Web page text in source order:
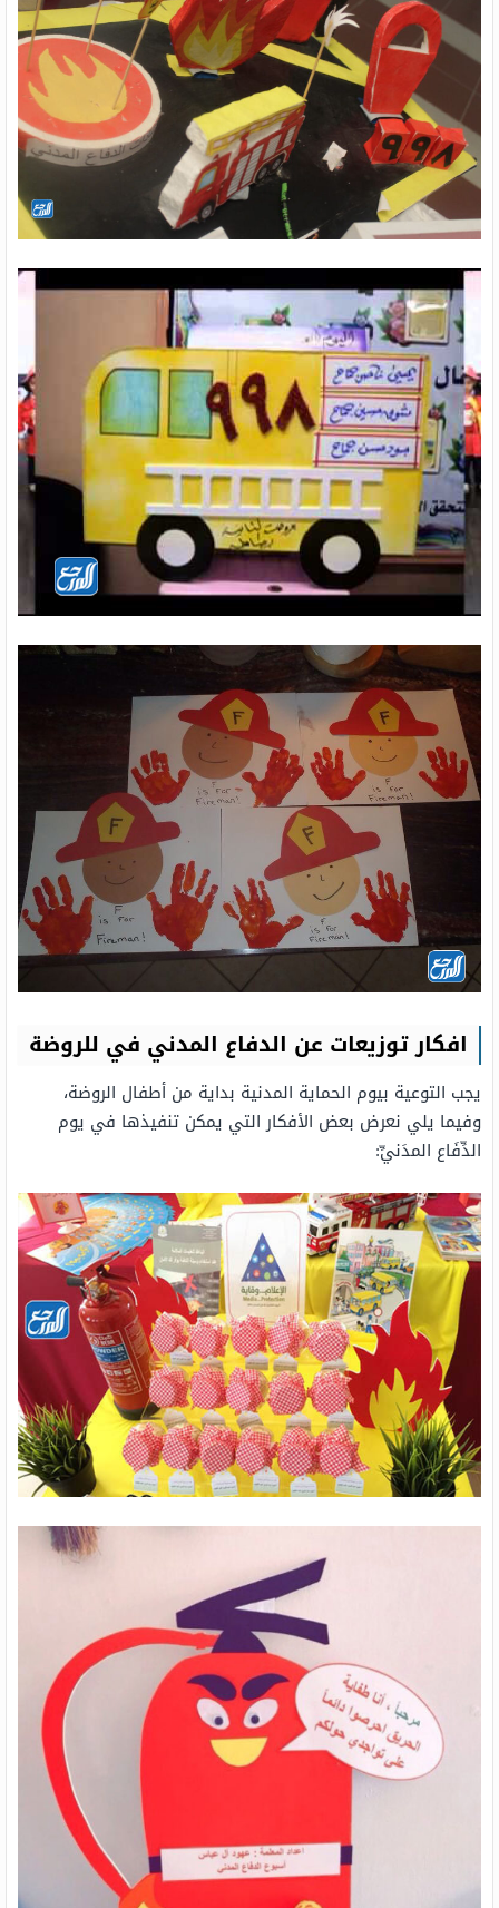
افكار توزيعات عن الدفاع المدني في للروضة
يجب التوعية بيوم الحماية المدنية بداية من أطفال الروضة،
وفيما يلي نعرض بعض الأفكار التي يمكن تنفيذها في يوم
الدِّفَاع المدَنيِّ: